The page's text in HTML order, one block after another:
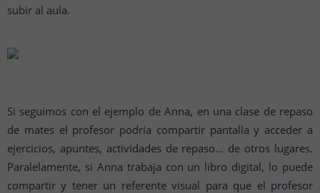
subir al aula.
Si seguimos con el ejemplo de Anna, en una clase de repaso
de mates el profesor podría compartir pantalla y acceder a
ejercicios, apuntes, actividades de repaso… de otros lugares.
Paralelamente, si Anna trabaja con un libro digital, lo puede
compartir y tener un referente visual para que el profesor